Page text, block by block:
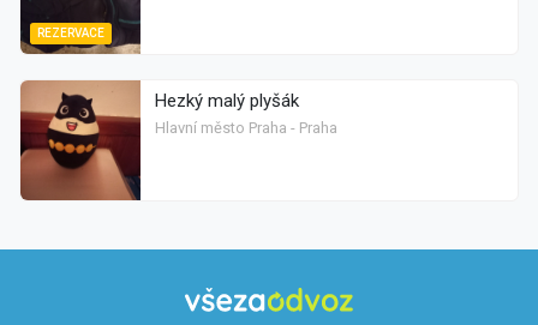
REZERVACE
Hezký malý plyšák
Hlavní město Praha - Praha